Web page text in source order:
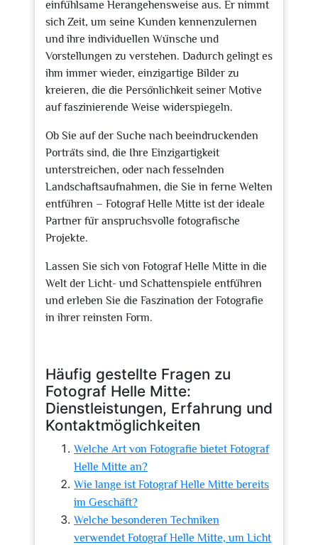
einfühlsame Herangehensweise aus. Er nimmt
sich Zeit, um seine Kunden kennenzulernen
und ihre individuellen Wünsche und
Vorstellungen zu verstehen. Dadurch gelingt es
ihm immer wieder, einzigartige Bilder zu
kreieren, die die Persönlichkeit seiner Motive
auf faszinierende Weise widerspiegeln.
Ob Sie auf der Suche nach beeindruckenden
Porträts sind, die Ihre Einzigartigkeit
unterstreichen, oder nach fesselnden
Landschaftsaufnahmen, die Sie in ferne Welten
entführen – Fotograf Helle Mitte ist der ideale
Partner für anspruchsvolle fotografische
Projekte.
Lassen Sie sich von Fotograf Helle Mitte in die
Welt der Licht- und Schattenspiele entführen
und erleben Sie die Faszination der Fotografie
in ihrer reinsten Form.
Häufig gestellte Fragen zu
Fotograf Helle Mitte:
Dienstleistungen, Erfahrung und
Kontaktmöglichkeiten
Welche Art von Fotografie bietet Fotograf
Helle Mitte an?
Wie lange ist Fotograf Helle Mitte bereits
im Geschäft?
Welche besonderen Techniken
verwendet Fotograf Helle Mitte, um Licht